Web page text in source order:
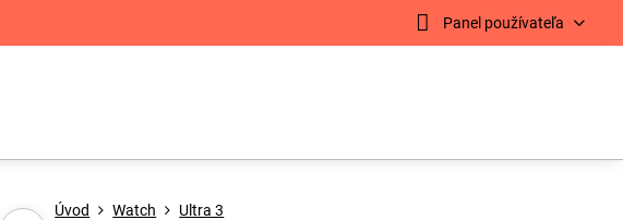
Panel používateľa
Úvod Watch Ultra 3